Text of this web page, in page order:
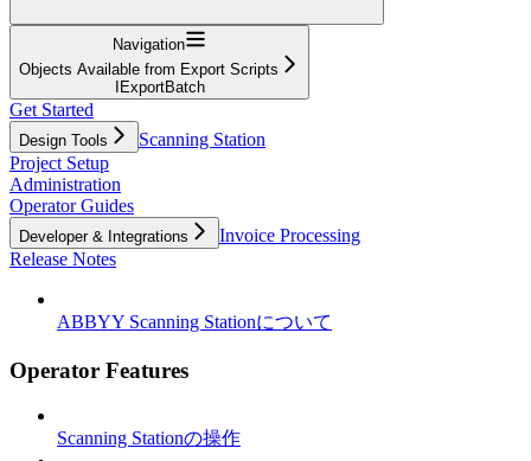
Navigation
Objects Available from Export Scripts
IExportBatch
Get Started
Design Tools
Scanning Station
Project Setup
Administration
Operator Guides
Developer & Integrations
Invoice Processing
Release Notes
ABBYY Scanning Stationについて
Operator Features
Scanning Stationの操作